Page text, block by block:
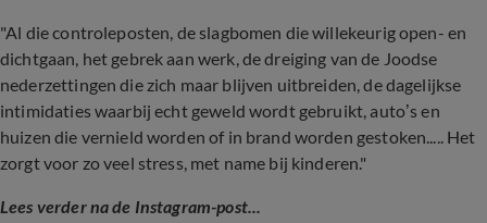
"Al die controleposten, de slagbomen die willekeurig open- en
dichtgaan, het gebrek aan werk, de dreiging van de Joodse
nederzettingen die zich maar blijven uitbreiden, de dagelijkse
intimidaties waarbij echt geweld wordt gebruikt, auto’s en
huizen die vernield worden of in brand worden gestoken..... Het
zorgt voor zo veel stress, met name bij kinderen."
Lees verder na de Instagram-post...